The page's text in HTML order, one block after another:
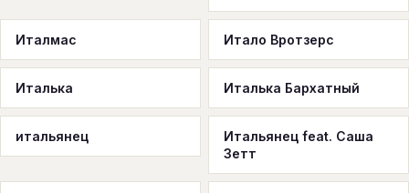
Италмас Итало Вротзерс
Италька Италька Бархатный
итальянец
Итальянец feat. Саша
Зетт